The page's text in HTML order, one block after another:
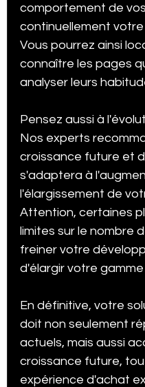
comportement de
continuellement
Vous pourrez ainsi
connaître les pages
analyser leurs
Pensez aussi à
Nos experts
croissance future et
s'adaptera à
l'élargissement de
Attention, certaines
limites sur le nombre
freiner votre
d'élargir votre
En définitive, votre
doit non seulement
actuels, mais aussi
croissance future,
expérience d'achat